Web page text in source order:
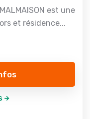
est une
et résidence...